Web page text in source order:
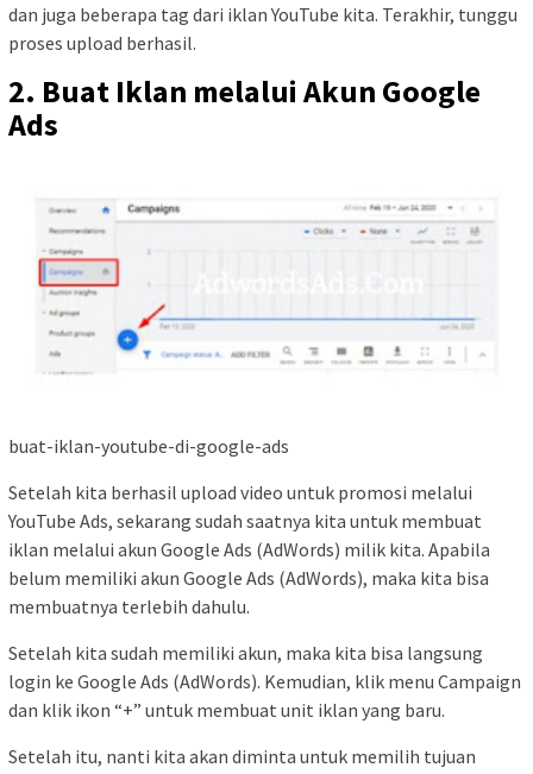
dan juga beberapa tag dari iklan YouTube kita. Terakhir, tunggu
proses upload berhasil.
2. Buat Iklan melalui Akun Google
Ads
buat-iklan-youtube-di-google-ads
Setelah kita berhasil upload video untuk promosi melalui
YouTube Ads, sekarang sudah saatnya kita untuk membuat
iklan melalui akun Google Ads (AdWords) milik kita. Apabila
belum memiliki akun Google Ads (AdWords), maka kita bisa
membuatnya terlebih dahulu.
Setelah kita sudah memiliki akun, maka kita bisa langsung
login ke Google Ads (AdWords). Kemudian, klik menu Campaign
dan klik ikon “+” untuk membuat unit iklan yang baru.
Setelah itu, nanti kita akan diminta untuk memilih tujuan